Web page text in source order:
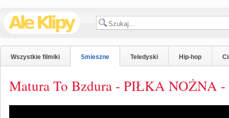
Wszystkie filmiki Smieszne Teledyski Hip-hop
Matura To Bzdura - PIŁKA NOŻNA -